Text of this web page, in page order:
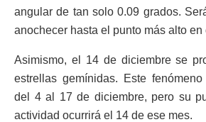
angular de tan solo 0.09 grados.
anochecer hasta el punto más alto en
Asimismo, el 14 de diciembre se
estrellas gemínidas. Este
del 4 al 17 de diciembre, pero su
actividad ocurrirá el 14 de ese mes.